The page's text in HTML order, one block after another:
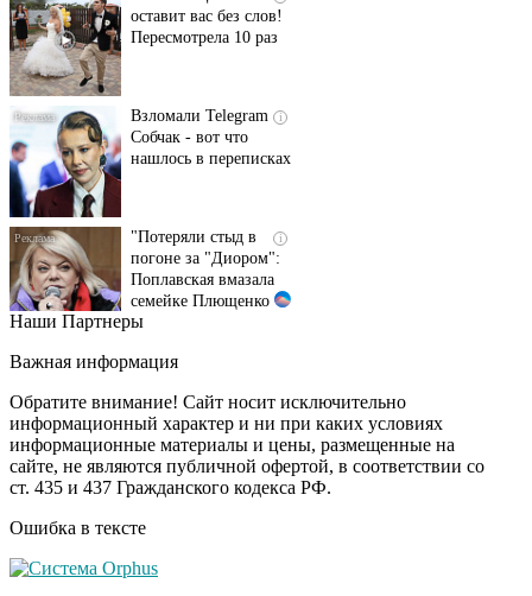
Пересмотрела 10 раз
Собчак - вот что
нашлось в переписках
погоне за "Диором":
Поплавская вмазала
семейке Плющенко
Ржу не переставая, это
не раз
i
Ролик длится пару
секунд, но вы будете в
шоке от увиденного
Ролик из Омска: вы
Наши Партнеры
Важная информация
Обратите внимание! Сайт носит исключительно
информационный характер и ни при каких условиях
информационные материалы и цены, размещенные на
сайте, не являются публичной офертой, в соответствии со
ст. 435 и 437 Гражданского кодекса РФ.
Ошибка в тексте